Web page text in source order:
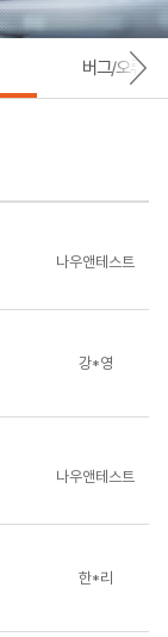
버그/오류신
나우앤테스트
강*영
나우앤테스트
한*리